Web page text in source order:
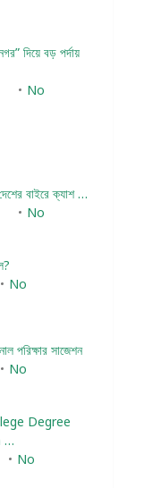
দিয়ে বড় পর্দায়
No
দেশের বাইরে ক্যাশ …
No
No
পরিক্ষার সাজেশন
No
Degree
…
No